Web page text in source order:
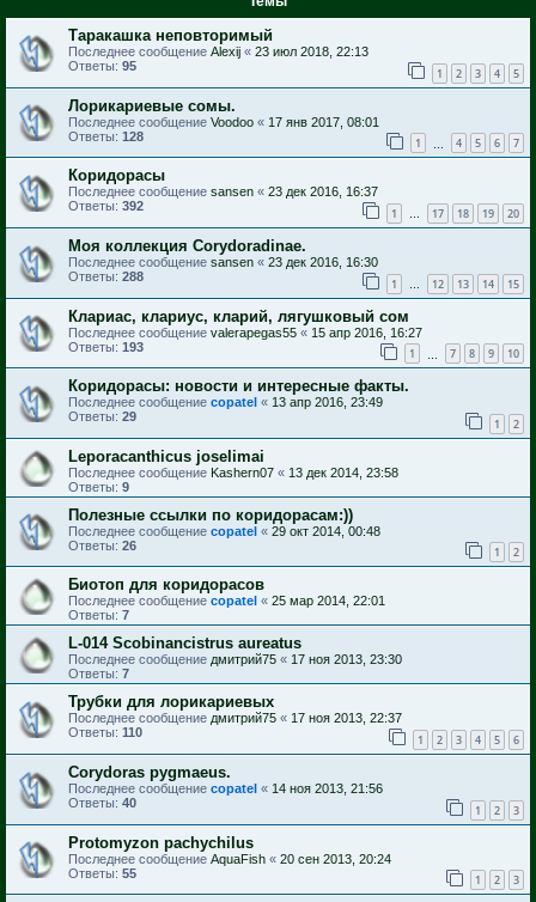
Таракашка неповторимый
Последнее сообщение Alexij « 23 июл 2018, 22:13
Ответы: 95 1 2 3 4 5
Лорикариевые сомы.
Последнее сообщение Voodoo « 17 янв 2017, 08:01
Ответы: 128 1 4 5 6 7
Коридорасы
Последнее сообщение sansen « 23 дек 2016, 16:37
Ответы: 392 1 … 17 18 19 20
Моя коллекция Corydoradinae.
Последнее сообщение sansen « 23 дек 2016, 16:30
Ответы: 288 1 … 12 13 14 15
Клариас, клариус, кларий, лягушковый сом
Последнее сообщение valerapegas55 « 15 апр 2016, 16:27
Ответы: 193 1 7 8 9 10
Коридорасы: новости и интересные факты.
Последнее сообщение copatel « 13 апр 2016, 23:49
Ответы: 29 1 2
Leporacanthicus joselimai
Последнее сообщение Kashern07 « 13 дек 2014, 23:58
Ответы: 9
Полезные ссылки по коридорасам:))
Последнее сообщение copatel « 29 окт 2014, 00:48
Ответы: 26 1 2
Биотоп для коридорасов
Последнее сообщение copatel « 25 мар 2014, 22:01
Ответы: 7
L-014 Scobinancistrus aureatus
Последнее сообщение дмитрий75 « 17 ноя 2013, 23:30
Ответы: 7
Трубки для лорикариевых
Последнее сообщение дмитрий75 « 17 ноя 2013, 22:37
Ответы: 110 1 2 3 4 5 6
Corydoras pygmaeus.
Последнее сообщение copatel « 14 ноя 2013, 21:56
Ответы: 40 1 2 3
Protomyzon pachychilus
Последнее сообщение AquaFish « 20 сен 2013, 20:24
Ответы: 55 1 2 3